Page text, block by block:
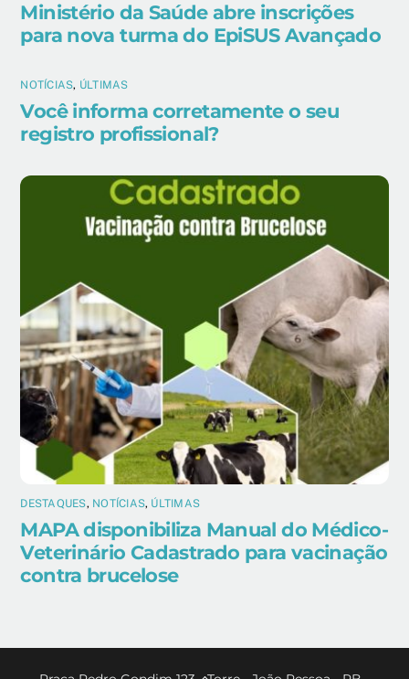
Ministério da Saúde abre inscrições
para nova turma do EpiSUS Avançado
NOTÍCIAS, ÚLTIMAS
Você informa corretamente o seu
registro profissional?
DESTAQUES, NOTÍCIAS, ÚLTIMAS
MAPA disponibiliza Manual do Médico-
Veterinário Cadastrado para vacinação
contra brucelose